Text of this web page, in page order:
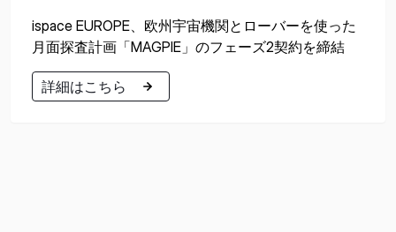
ispace EUROPE、欧州宇宙機関とローバーを使った
月面探査計画「MAGPIE」のフェーズ2契約を締結
詳細はこちら